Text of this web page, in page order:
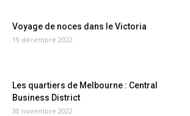
Voyage de noces dans le Victoria
19 décembre 2022
Les quartiers de Melbourne : Central
Business District
30 novembre 2022